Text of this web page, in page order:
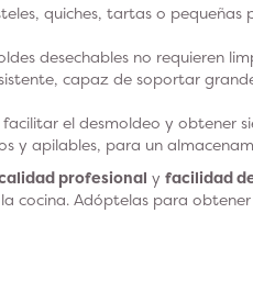
quiches, tartas o
desechables no requieren
capaz de soportar
el desmoldeo y obtener
y apilables, para un
profesional y facilidad
cocina. Adóptelas para